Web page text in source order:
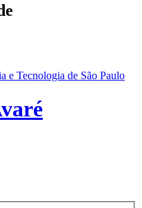
e Tecnologia de São Paulo